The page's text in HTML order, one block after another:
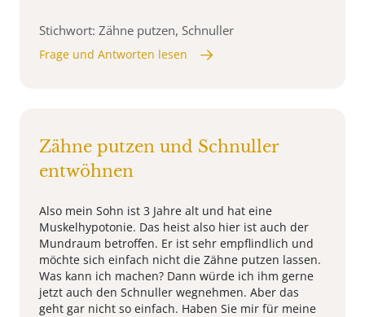
Stichwort: Zähne putzen, Schnuller
Frage und Antworten lesen
Zähne putzen und Schnuller
entwöhnen
Also mein Sohn ist 3 Jahre alt und hat eine
Muskelhypotonie. Das heist also hier ist auch der
Mundraum betroffen. Er ist sehr empflindlich und
möchte sich einfach nicht die Zähne putzen lassen.
Was kann ich machen? Dann würde ich ihm gerne
jetzt auch den Schnuller wegnehmen. Aber das
geht gar nicht so einfach. Haben Sie mir für meine